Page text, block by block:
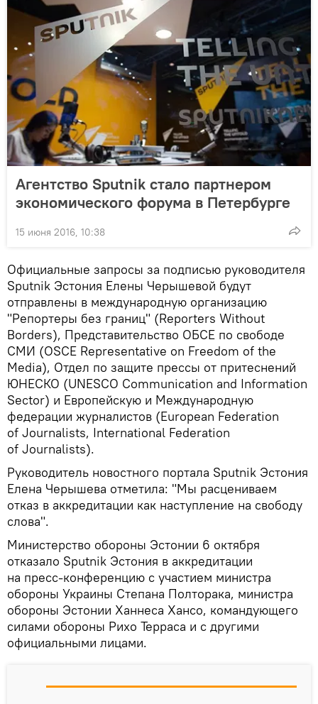
Агентство Sputnik стало партнером
экономического форума в Петербурге
15 июня 2016, 10:38
Официальные запросы за подписью руководителя
Sputnik Эстония Елены Черышевой будут
отправлены в международную организацию
"Репортеры без границ" (Reporters Without
Borders), Представительство ОБСЕ по свободе
СМИ (OSCE Representative on Freedom of the
Media), Отдел по защите прессы от притеснений
ЮНЕСКО (UNESCO Communication and Information
Sector) и Европейскую и Международную
федерации журналистов (European Federation
of Journalists, International Federation
of Journalists).
Руководитель новостного портала Sputnik Эстония
Елена Черышева отметила: "Мы расцениваем
отказ в аккредитации как наступление на свободу
слова".
Министерство обороны Эстонии 6 октября
отказало Sputnik Эстония в аккредитации
на пресс-конференцию с участием министра
обороны Украины Степана Полторака, министра
обороны Эстонии Ханнеса Хансо, командующего
силами обороны Рихо Терраса и с другими
официальными лицами.